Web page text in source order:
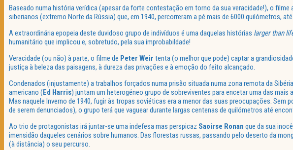
Baseado numa história verídica (apesar da forte contestação em torno da sua veracidade!), o filme
siberianos (extremo Norte da Rússia) que, em 1940, percorreram a pé mais de 6000 quilómetros,
A extraordinária epopeia deste duvidoso grupo de indivíduos é uma daquelas histórias larger than
humanitário que implicou e, sobretudo, pela sua improbabildade!
Veracidade (ou não) à parte, o filme de Peter Weir tenta (o melhor que pode) captar a
justiça à beleza das paisagens, à dureza das privações e à emoção do feito alcançado.
Condenados (injustamente) a trabalhos forçados numa prisão situada numa zona remota da
americano (Ed Harris) juntam um heterogéneo grupo de sobreviventes para encetar uma das
Mas naquele Inverno de 1940, fugir às tropas soviéticas era a menor das suas preocupações.
de serem denunciados), o grupo terá que vaguear durante largas centenas de quilómetros até
Ao trio de protagonistas irá juntar-se uma indefesa mas perspicaz Saoirse Ronan que da sua
imensidão daqueles cenários sobre humanos. Das florestas russas, passando pelo deserto da
(à distância) o seu percurso.